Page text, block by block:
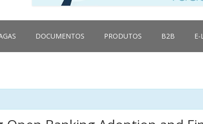
DOCUMENTOS PRODUTOS B2B E-